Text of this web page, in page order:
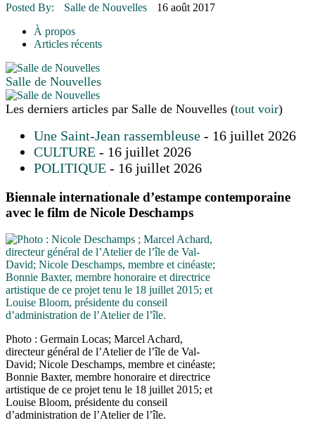
14 octobre 2015 | La course de boîtes à savon du club Optimiste
de Prévost
Le rendez-vous des bolides
Posted By: Salle de Nouvelles
16 août 2017
À propos
Articles récents
Salle de Nouvelles
Les derniers articles par Salle de Nouvelles (tout voir)
Une Saint-Jean rassembleuse - 16 juillet 2026
CULTURE - 16 juillet 2026
POLITIQUE - 16 juillet 2026
Biennale internationale d’estampe contemporaine
avec le film de Nicole Deschamps
Photo : Germain Locas; Marcel Achard,
directeur général de l’Atelier de l’île de Val-
David; Nicole Deschamps, membre et cinéaste;
Bonnie Baxter, membre honoraire et directrice
artistique de ce projet tenu le 18 juillet 2015; et
Louise Bloom, présidente du conseil
d’administration de l’Atelier de l’île.